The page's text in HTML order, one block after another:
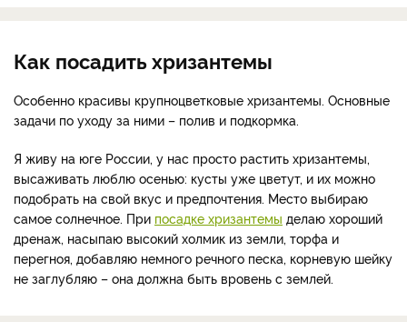
Как посадить хризантемы
Особенно красивы крупноцветковые хризантемы. Основные
задачи по уходу за ними – полив и подкормка.
Я живу на юге России, у нас просто растить хризантемы,
высаживать люблю осенью: кусты уже цветут, и их можно
подобрать на свой вкус и предпочтения. Место выбираю
самое солнечное. При посадке хризантемы делаю хороший
дренаж, насыпаю высокий холмик из земли, торфа и
перегноя, добавляю немного речного песка, корневую шейку
не заглубляю – она должна быть вровень с землей.